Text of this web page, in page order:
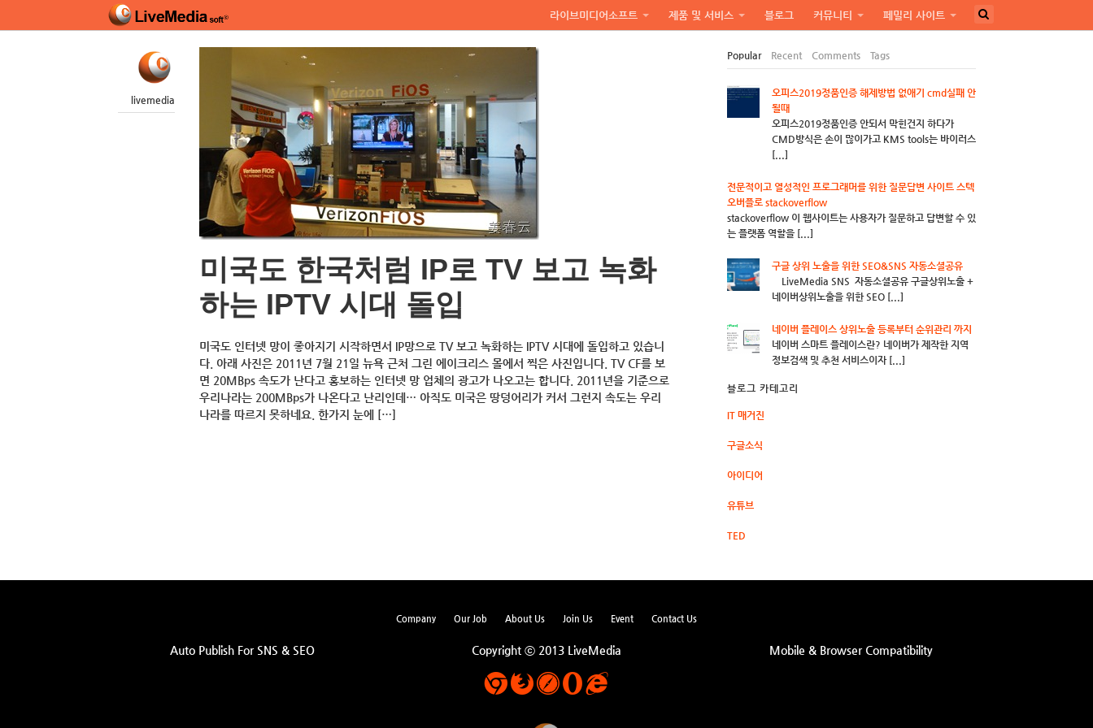
라이브미디어소프트 제품 및 서비스 블로그 커뮤니티 페밀리 사이트
livemedia
미국도 한국처럼 IP로 TV 보고 녹화
하는 IPTV 시대 돌입
미국도 인터넷 망이 좋아지기 시작하면서 IP망으로 TV 보고 녹화하는 IPTV 시대에 돌입하고 있습니
다. 아래 사진은 2011년 7월 21일 뉴욕 근처 그린 에이크리스 몰에서 찍은 사진입니다. TV CF를 보
면 20MBps 속도가 난다고 홍보하는 인터넷 망 업체의 광고가 나오고는 합니다. 2011년을 기준으로
우리나라는 200MBps가 나온다고 난리인데… 아직도 미국은 땅덩어리가 커서 그런지 속도는 우리
나라를 따르지 못하네요. 한가지 눈에 […]
Popular Recent Comments Tags
오피스2019정품인증 해제방법 없애기 cmd실패 안
될때
오피스2019정품인증 안되서 막힌건지 하다가
CMD방식은 손이 많이가고 KMS tools는 바이러스
[...]
전문적이고 열성적인 프로그래머를 위한 질문답변 사이트 스텍
오버플로 stackoverflow
stackoverflow 이 웹사이트는 사용자가 질문하고 답변할 수 있
는 플랫폼 역할을 [...]
구글 상위 노출을 위한 SEO&SNS 자동소셜공유
LiveMedia SNS 자동소셜공유 구글상위노출 +
네이버상위노출을 위한 SEO [...]
네이버 플레이스 상위노출 등록부터 순위관리 까지
네이버 스마트 플레이스란? 네이버가 제작한 지역
정보검색 및 추천 서비스이자 [...]
블로그 카테고리
IT 매거진
구글소식
아이디어
유튜브
TED
Company Our Job About Us Join Us Event Contact Us
Auto Publish For SNS & SEO Copyright ⓒ 2013 LiveMedia Mobile & Browser Compatibility